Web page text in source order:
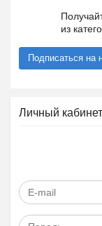
из
Подписаться на
Личный кабинет